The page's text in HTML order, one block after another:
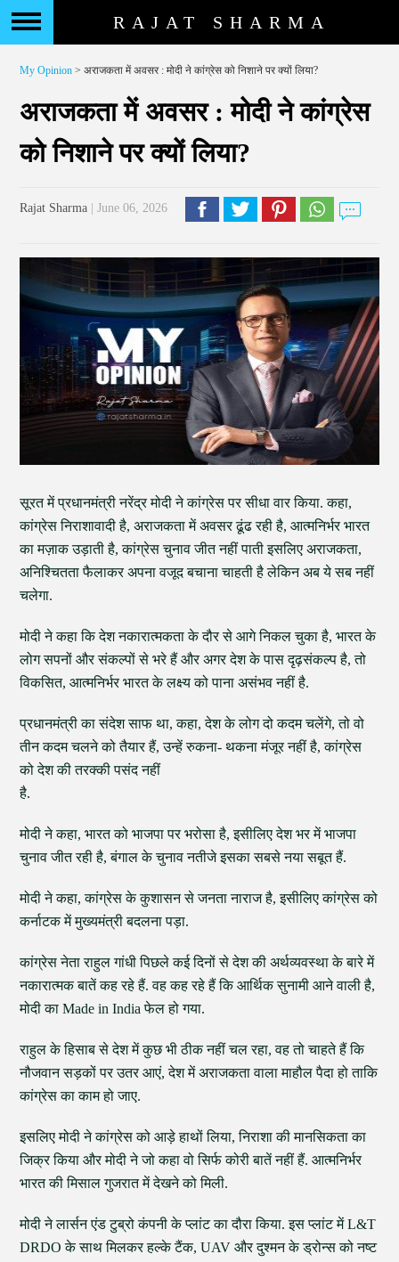
RAJAT SHARMA
My Opinion > अराजकता में अवसर : मोदी ने कांग्रेस को निशाने पर क्यों लिया?
अराजकता में अवसर : मोदी ने कांग्रेस
को निशाने पर क्यों लिया?
Rajat Sharma | June 06, 2026
सूरत में प्रधानमंत्री नरेंद्र मोदी ने कांग्रेस पर सीधा वार किया. कहा,
कांग्रेस निराशावादी है, अराजकता में अवसर ढूंढ रही है, आत्मनिर्भर भारत
का मज़ाक उड़ाती है, कांग्रेस चुनाव जीत नहीं पाती इसलिए अराजकता,
अनिश्चितता फैलाकर अपना वजूद बचाना चाहती है लेकिन अब ये सब नहीं
चलेगा.
मोदी ने कहा कि देश नकारात्मकता के दौर से आगे निकल चुका है, भारत के
लोग सपनों और संकल्पों से भरे हैं और अगर देश के पास दृढ़संकल्प है, तो
विकसित, आत्मनिर्भर भारत के लक्ष्य को पाना असंभव नहीं है.
प्रधानमंत्री का संदेश साफ था, कहा, देश के लोग दो कदम चलेंगे, तो वो
तीन कदम चलने को तैयार हैं, उन्हें रुकना- थकना मंजूर नहीं है, कांग्रेस
को देश की तरक्की पसंद नहीं
है.
मोदी ने कहा, भारत को भाजपा पर भरोसा है, इसीलिए देश भर में भाजपा
चुनाव जीत रही है, बंगाल के चुनाव नतीजे इसका सबसे नया सबूत हैं.
मोदी ने कहा, कांग्रेस के कुशासन से जनता नाराज है, इसीलिए कांग्रेस को
कर्नाटक में मुख्यमंत्री बदलना पड़ा.
कांग्रेस नेता राहुल गांधी पिछले कई दिनों से देश की अर्थव्यवस्था के बारे में
नकारात्मक बातें कह रहे हैं. वह कह रहे हैं कि आर्थिक सुनामी आने वाली है,
मोदी का Made in India फेल हो गया.
राहुल के हिसाब से देश में कुछ भी ठीक नहीं चल रहा, वह तो चाहते हैं कि
नौजवान सड़कों पर उतर आएं, देश में अराजकता वाला माहौल पैदा हो ताकि
कांग्रेस का काम हो जाए.
इसलिए मोदी ने कांग्रेस को आड़े हाथों लिया, निराशा की मानसिकता का
जिक्र किया और मोदी ने जो कहा वो सिर्फ कोरी बातें नहीं हैं. आत्मनिर्भर
भारत की मिसाल गुजरात में देखने को मिली.
मोदी ने लार्सन एंड टुब्रो कंपनी के प्लांट का दौरा किया. इस प्लांट में L&T
DRDO के साथ मिलकर हल्के टैंक, UAV और दुश्मन के ड्रोन्स को नष्ट